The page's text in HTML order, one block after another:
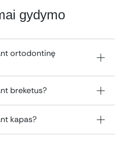
gydymo
ortodontinę
breketus?
kapas?